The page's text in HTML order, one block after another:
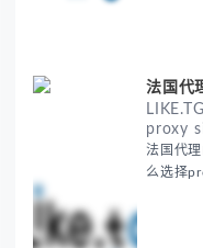
法国代
proxy
法国代
么选择